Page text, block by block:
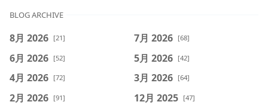
BLOG ARCHIVE
8月 2026 [21] 7月 2026 [68]
6月 2026 [52] 5月 2026 [42]
4月 2026 [72] 3月 2026 [64]
2月 2026 [91] 12月 2025 [47]